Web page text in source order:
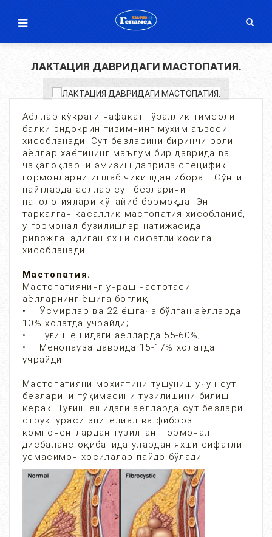
ЛАКТАЦИЯ ДАВРИДАГИ МАСТОПАТИЯ.
Аёллар кўкраги нафақат гўзаллик тимсоли
балки эндокрин тизимнинг мухим аъзоси
хисобланади. Сут безларини биринчи роли
аёллар хаётининг маълум бир даврида ва
чақалоқларни эмизиш даврида специфик
гормонларни ишлаб чиқишдан иборат. Сўнги
пайтларда аёллар сут безларини
патологиялари кўпайиб бормоқда. Энг
тарқалган касаллик мастопатия хисобланиб,
у гормонал бузилишлар натижасида
ривожланадиган яхши сифатли хосила
хисобланади.
Мастопатия.
Мастопатиянинг учраш частотаси
аёлларнинг ёшига боғлиқ:
• Ўсмирлар ва 22 ёшгача бўлган аёлларда
10% холатда учрайди;
• Туғиш ёшидаги аёлларда 55-60%;
• Менопауза даврида 15-17% холатда
учрайди.
Мастопатияни мохиятини тушуниш учун сут
безларини тўқимасини тузилишини билиш
керак. Туғиш ёшидаги аёлларда сут безлари
структураси эпителиал ва фиброз
компонентлардан тузилган. Гормонал
дисбаланс оқибатида улардан яхши сифатли
ўсмасимон хосилалар пайдо бўлади.